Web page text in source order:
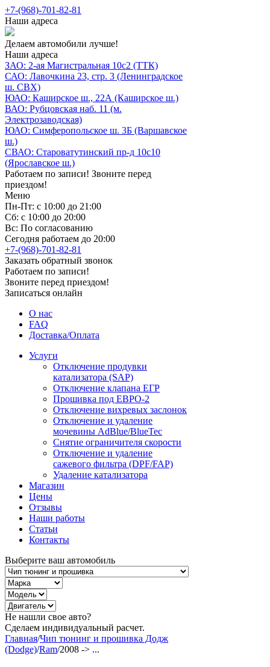
+7-(968)-701-82-81
Наши адреса
Делаем автомобили лучше!
Наши адреса
ЗАО: 2-ая Магистральная 10с2 (ТТК)
САО: Лавочкина 23, стр. 3 (Ленинградское
ш. СВХ)
ЮАО: Каширское ш., 22А (Каширское ш.)
ВАО: Рубцовская наб. 11 (м.
Электрозаводская)
ЮАО: Симферопольское ш. 3Б (Варшавское
ш.)
СВАО: Староватутинский пр-д 10с10
(Ярославское ш.)
Работаем по записи! Звоните перед
приездом!
Меню
Пн-Пт: с 10:00 до 21:00
Сб: с 10:00 до 20:00
Вс: По согласованию
Сегодня работаем до 20:00
+7-(968)-701-82-81
Заказать обратный звонок
Работаем по записи!
Звоните перед приездом!
Записаться онлайн
О нас
FAQ
Доставка/Оплата
Услуги
Отключение продувки
катализатора (SAP)
Отключение клапана ЕГР
Прошивка под ЕВРО-2
Отключение вихревых заслонок
Отключение и удаление
мочевины AdBlue/BlueTec
Снятие ограничителя скорости
Отключение и удаление
сажевого фильтра (DPF/FAP)
Удаление катализатора
Магазин
Цены
Отзывы
Наши работы
Статьи
Контакты
Выберите ваш автомобиль
Не нашли свое авто?
Сделаем индивидуальный расчет.
Главная/Чип тюнинг и прошивка Додж
(Dodge)/Ram/2008 -> ...